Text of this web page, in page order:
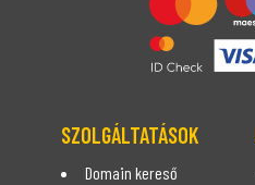
SZOLGÁLTATÁSOK
Domain kereső